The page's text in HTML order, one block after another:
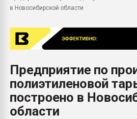
в Новосибирской области
Предприятие по
полиэтиленовой
построено в
области